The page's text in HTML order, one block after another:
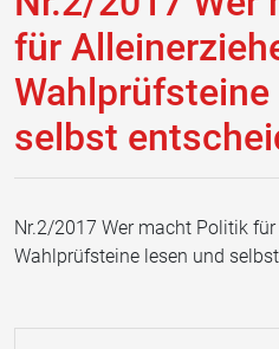
für
Wahlprüfsteine
selbst
Nr.2/2017 Wer macht Politik
Wahlprüfsteine lesen und